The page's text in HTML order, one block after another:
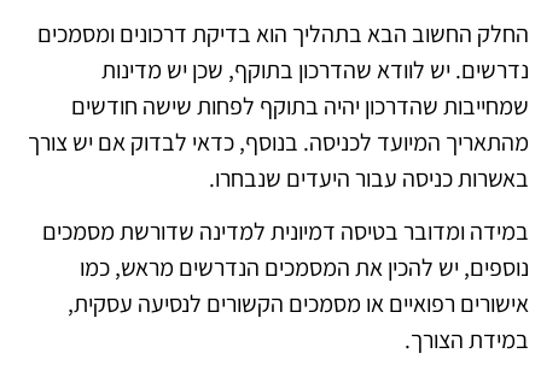
החלק החשוב הבא בתהליך הוא בדיקת דרכונים ומסמכים
נדרשים. יש לוודא שהדרכון בתוקף, שכן יש מדינות
שמחייבות שהדרכון יהיה בתוקף לפחות שישה חודשים
מהתאריך המיועד לכניסה. בנוסף, כדאי לבדוק אם יש צורך
באשרות כניסה עבור היעדים שנבחרו.
במידה ומדובר בטיסה דמיונית למדינה שדורשת מסמכים
נוספים, יש להכין את המסמכים הנדרשים מראש, כמו
אישורים רפואיים או מסמכים הקשורים לנסיעה עסקית,
במידת הצורך.